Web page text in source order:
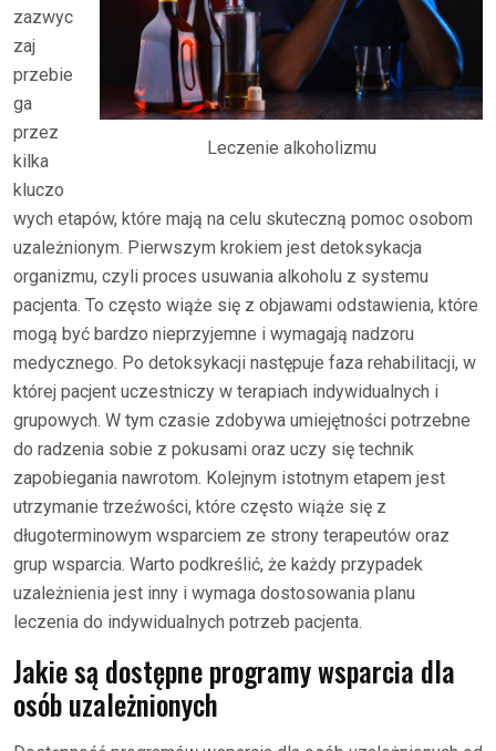
Leczenie alkoholizmu
zazwyc
zaj
przebie
ga
przez
kilka
kluczo
wych etapów, które mają na celu skuteczną pomoc osobom
uzależnionym. Pierwszym krokiem jest detoksykacja
organizmu, czyli proces usuwania alkoholu z systemu
pacjenta. To często wiąże się z objawami odstawienia, które
mogą być bardzo nieprzyjemne i wymagają nadzoru
medycznego. Po detoksykacji następuje faza rehabilitacji, w
której pacjent uczestniczy w terapiach indywidualnych i
grupowych. W tym czasie zdobywa umiejętności potrzebne
do radzenia sobie z pokusami oraz uczy się technik
zapobiegania nawrotom. Kolejnym istotnym etapem jest
utrzymanie trzeźwości, które często wiąże się z
długoterminowym wsparciem ze strony terapeutów oraz
grup wsparcia. Warto podkreślić, że każdy przypadek
uzależnienia jest inny i wymaga dostosowania planu
leczenia do indywidualnych potrzeb pacjenta.
Jakie są dostępne programy wsparcia dla
osób uzależnionych